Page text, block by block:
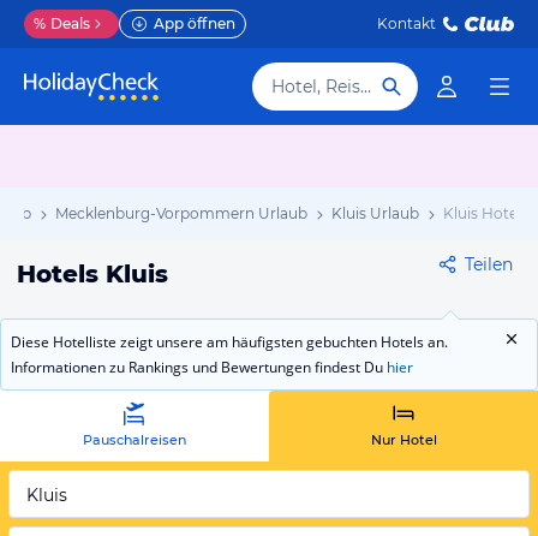
% Deals App öffnen Kontakt
Hotel, Reiseziel
Mecklenburg-Vorpommern Urlaub Kluis Urlaub Kluis Hotels
Hotels Kluis Teilen
Diese Hotelliste zeigt unsere am häufigsten gebuchten Hotels an.
Informationen zu Rankings und Bewertungen findest Du hier
Pauschalreisen Nur Hotel
Kluis